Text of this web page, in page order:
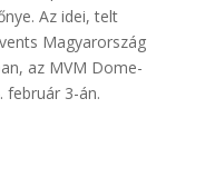
Az idei, telt
Magyarország
az MVM Dome-
február 3-án.